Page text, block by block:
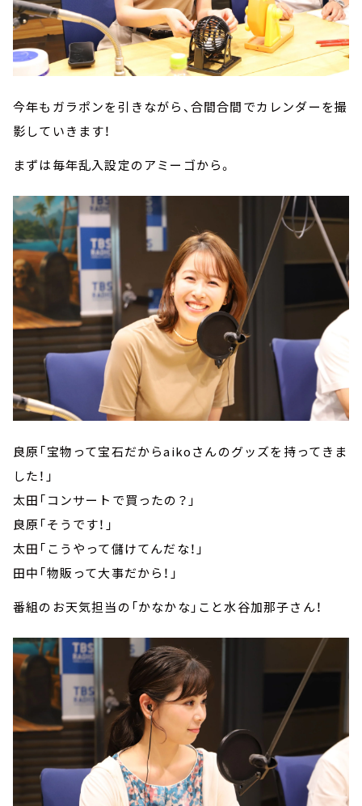
今年もガラポンを引きながら、合間合間でカレンダーを撮
影していきます！
まずは毎年乱入設定のアミーゴから。
良原「宝物って宝石だからaikoさんのグッズを持ってきま
した！」
太田「コンサートで買ったの？」
良原「そうです！」
太田「こうやって儲けてんだな！」
田中「物販って大事だから！」
番組のお天気担当の「かなかな」こと水谷加那子さん！